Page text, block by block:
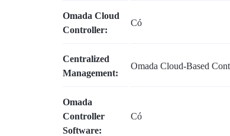
VÀ
TẦNG
HIỆN
CÓ
Omada Cloud
Controller:
Có
Centralized
Management:
Omada Cloud-Based
Omada
Controller
Software:
Có